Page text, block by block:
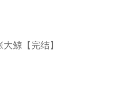
鲸【完结】